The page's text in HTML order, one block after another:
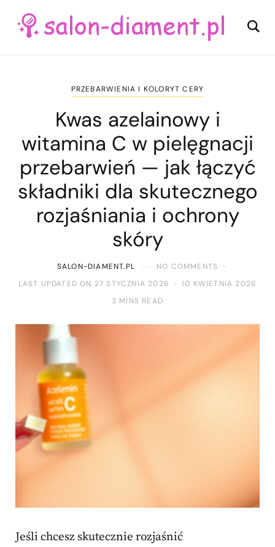
PRZEBARWIENIA I KOLORYT CERY
Kwas azelainowy i
witamina C w pielęgnacji
przebarwień — jak łączyć
składniki dla skutecznego
rozjaśniania i ochrony
skóry
SALON-DIAMENT.PL
NO COMMENTS
LAST UPDATED ON 27 STYCZNIA 2026
10 KWIETNIA 2026
3 MINS READ
Jeśli chcesz skutecznie rozjaśnić